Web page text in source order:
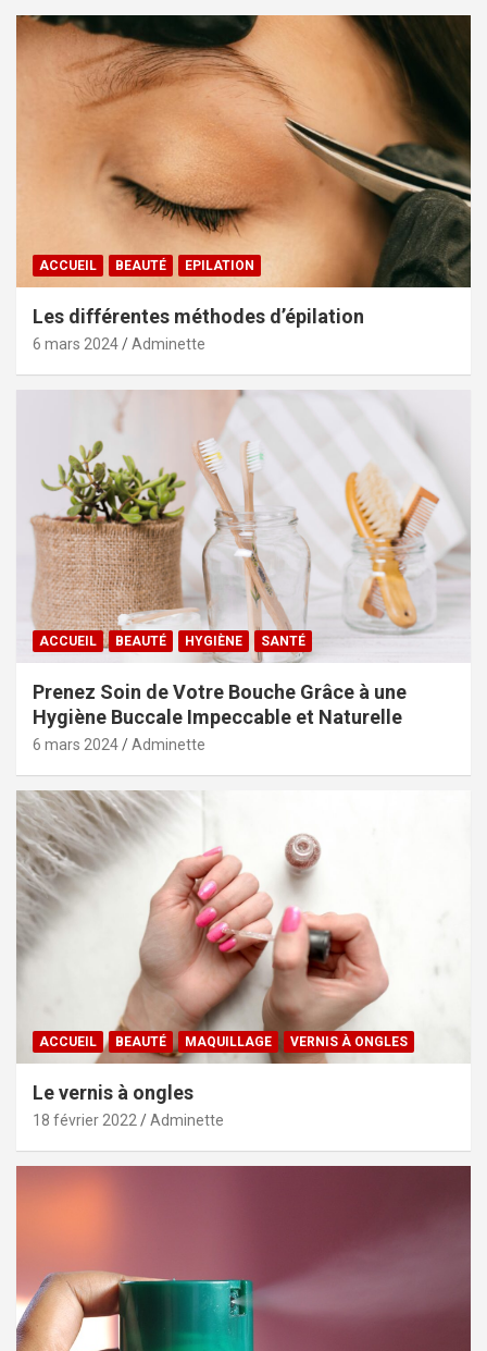
ACCUEIL BEAUTÉ EPILATION
Les différentes méthodes d’épilation
6 mars 2024 Adminette
ACCUEIL BEAUTÉ HYGIÈNE SANTÉ
Prenez Soin de Votre Bouche Grâce à une
Hygiène Buccale Impeccable et Naturelle
6 mars 2024 Adminette
ACCUEIL BEAUTÉ MAQUILLAGE VERNIS À ONGLES
Le vernis à ongles
18 février 2022 Adminette